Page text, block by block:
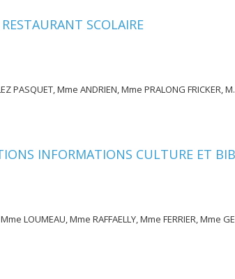
SCOLAIRE
Mme ANDRIEN, Mme PRALONG FRICKER, M.
INFORMATIONS CULTURE ET
LOUMEAU, Mme RAFFAELLY, Mme FERRIER, Mme